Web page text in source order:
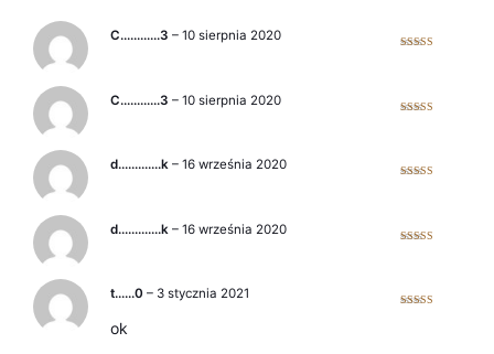
C…………3 – 10 sierpnia 2020
C…………3 – 10 sierpnia 2020
d………….k – 16 września 2020
d………….k – 16 września 2020
t……0 – 3 stycznia 2021
ok